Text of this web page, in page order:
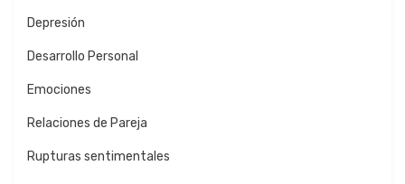
Depresión
Desarrollo Personal
Emociones
Relaciones de Pareja
Rupturas sentimentales